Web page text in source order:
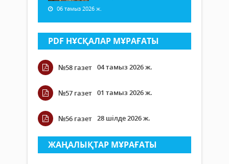
06 тамыз 2026 ж.
PDF НҰСҚАЛАР МҰРАҒАТЫ
№58 газет 04 тамыз 2026 ж.
№57 газет 01 тамыз 2026 ж.
№56 газет 28 шілде 2026 ж.
ЖАҢАЛЫҚТАР МҰРАҒАТЫ